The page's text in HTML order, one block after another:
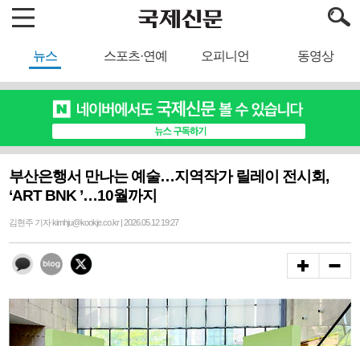
뉴스 스포츠·연예 오피니언 동영상
부산은행서 만나는 예술…지역작가 릴레이 전시회,
‘ART BNK ’…10월까지
김현주 기자 kimhju@kookje.co.kr | 2026.05.12 19:27